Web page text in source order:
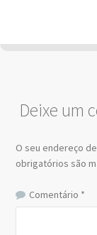
Deixe um
O seu endereço
obrigatórios são
Comentário *